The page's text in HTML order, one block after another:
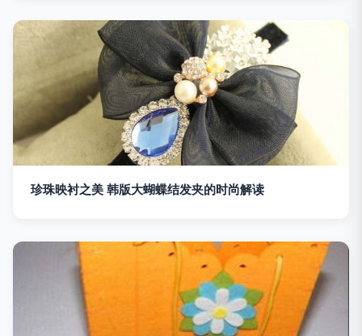
珍珠映衬之美 韩版大蝴蝶结发夹的时尚解读